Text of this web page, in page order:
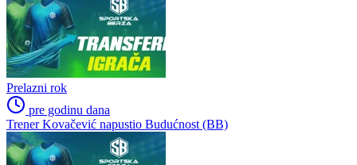
Prelazni rok
pre godinu dana
Trener Kovačević napustio Budućnost (BB)